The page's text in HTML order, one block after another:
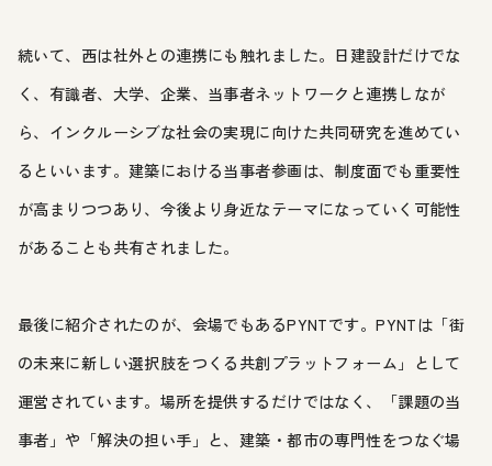
続いて、西は社外との連携にも触れました。日建設計だけでな
く、有識者、大学、企業、当事者ネットワークと連携しなが
ら、インクルーシブな社会の実現に向けた共同研究を進めてい
るといいます。建築における当事者参画は、制度面でも重要性
が高まりつつあり、今後より身近なテーマになっていく可能性
があることも共有されました。
最後に紹介されたのが、会場でもあるPYNTです。PYNTは「街
の未来に新しい選択肢をつくる共創プラットフォーム」として
運営されています。場所を提供するだけではなく、「課題の当
事者」や「解決の担い手」と、建築・都市の専門性をつなぐ場